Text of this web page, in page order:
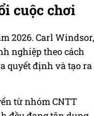
cuộc chơi
2026. Carl Windsor,
nghiệp theo cách
quyết định và tạo ra
từ nhóm CNTT